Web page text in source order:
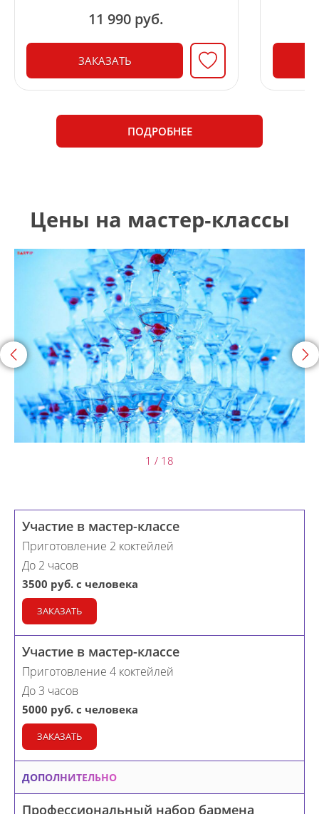
11 990 руб.
ЗАКАЗАТЬ
ПОДРОБНЕЕ
Цены на мастер‑классы
< >
1 / 18
Участие в мастер-классе
Приготовление 2 коктейлей
До 2 часов
3500 руб. с человека
ЗАКАЗАТЬ
Участие в мастер-классе
Приготовление 4 коктейлей
До 3 часов
5000 руб. с человека
ЗАКАЗАТЬ
ДОПОЛНИТЕЛЬНО
Профессиональный набор бармена